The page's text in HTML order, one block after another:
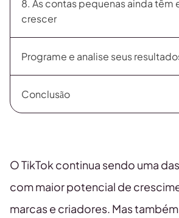
8. As contas pequenas ainda têm
crescer
Programe e analise seus
Conclusão
O TikTok continua sendo uma
com maior potencial de
marcas e criadores. Mas